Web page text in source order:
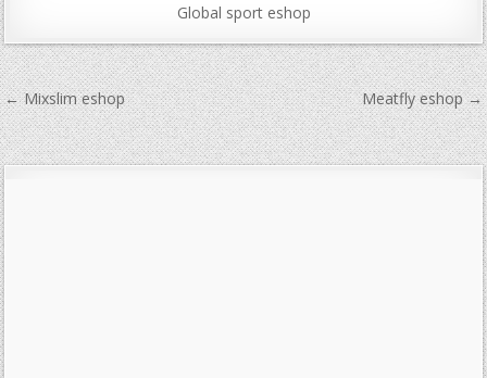
Global sport eshop
Navigace
pro
příspěvek
← Mixslim eshop Meatfly eshop →